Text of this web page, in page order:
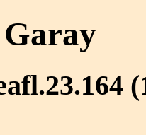
Garay